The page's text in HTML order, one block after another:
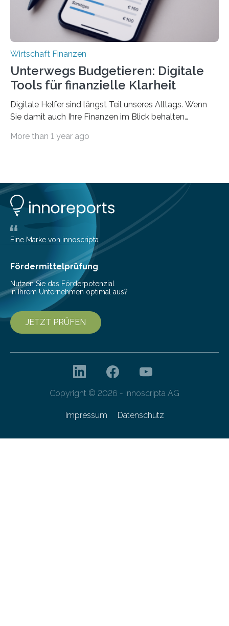
Wirtschaft Finanzen
Unterwegs Budgetieren: Digitale
Tools für finanzielle Klarheit
Digitale Helfer sind längst Teil unseres Alltags. Wenn
Sie damit auch Ihre Finanzen im Blick behalten
die genau das ermöglichen: Sie helfen Ihnen, Ausgaben
Lösungen interessieren. 1. Multibanking-Tools: Alle
Konten auf einen Blick Viele Banken bieten bereits in
ihrem Online-Banking eine Multibanking-Funktion an,
mit der sich Konten bei anderen Banken…
More than 1 year ago
Eine Marke von innoscripta
Fördermittelprüfung
Nutzen Sie das Förderpotenzial
in Ihrem Unternehmen optimal aus?
JETZT PRÜFEN
Copyright © 2026 - innoscripta AG
Impressum Datenschutz